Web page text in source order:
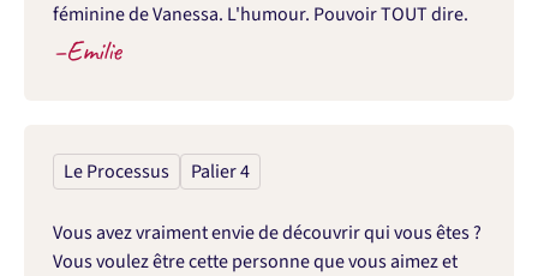
féminine de Vanessa. L'humour. Pouvoir TOUT dire.
–Emilie
Le Processus Palier 4
Vous avez vraiment envie de découvrir qui vous êtes ?
Vous voulez être cette personne que vous aimez et